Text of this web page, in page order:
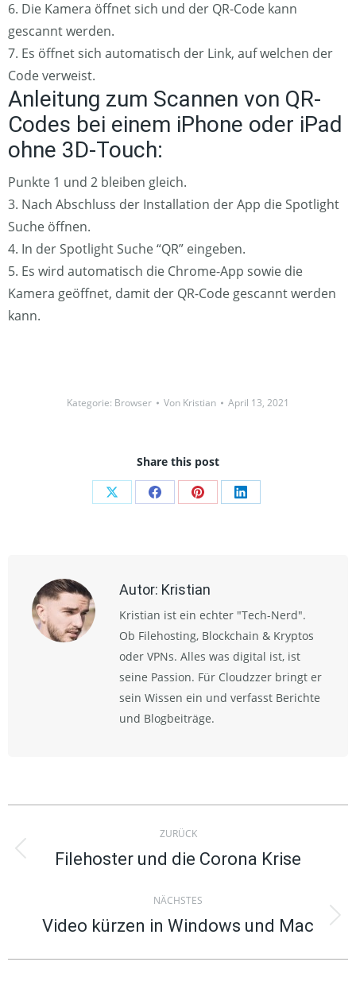
6. Die Kamera öffnet sich und der QR-Code kann
gescannt werden.
7. Es öffnet sich automatisch der Link, auf welchen der
Code verweist.
Anleitung zum Scannen von QR-
Codes bei einem iPhone oder iPad
ohne 3D-Touch:
Punkte 1 und 2 bleiben gleich.
3. Nach Abschluss der Installation der App die Spotlight
Suche öffnen.
4. In der Spotlight Suche “QR” eingeben.
5. Es wird automatisch die Chrome-App sowie die
Kamera geöffnet, damit der QR-Code gescannt werden
kann.
Kategorie: Browser Von Kristian April 13, 2021
Share this post
Share Share Share Share
Autor: Kristian
Kristian ist ein echter "Tech-Nerd".
Ob Filehosting, Blockchain & Kryptos
oder VPNs. Alles was digital ist, ist
seine Passion. Für Cloudzzer bringt er
sein Wissen ein und verfasst Berichte
und Blogbeiträge.
ZURÜCK
Vorheriger
Filehoster und die Corona Krise
NÄCHSTES
Nächster
Video kürzen in Windows und Mac